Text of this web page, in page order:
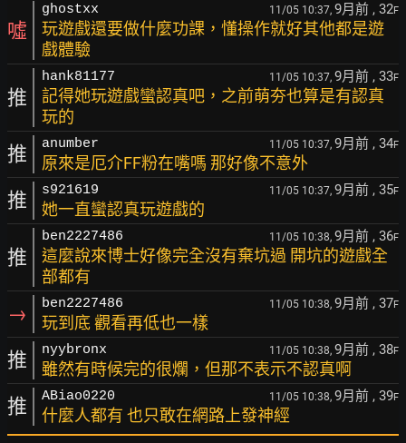
噓
ghostxx 11/05 10:37, 9月前 , 32F
玩遊戲還要做什麼功課，懂操作就好其他都是遊
戲體驗
推
hank81177 11/05 10:37, 9月前 , 33F
記得她玩遊戲蠻認真吧，之前萌夯也算是有認真
玩的
推 anumber 11/05 10:37, 9月前 , 34F
原來是厄介FF粉在嘴嗎 那好像不意外
推 s921619 11/05 10:37, 9月前 , 35F
她一直蠻認真玩遊戲的
推
ben2227486 11/05 10:38, 9月前 , 36F
這麼說來博士好像完全沒有棄坑過 開坑的遊戲全
部都有
→ ben2227486 11/05 10:38, 9月前 , 37F
玩到底 觀看再低也一樣
推 nyybronx 11/05 10:38, 9月前 , 38F
雖然有時候完的很爛，但那不表示不認真啊
推 ABiao0220 11/05 10:38, 9月前 , 39F
什麼人都有 也只敢在網路上發神經